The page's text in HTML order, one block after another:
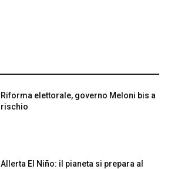
Riforma elettorale, governo Meloni bis a
rischio
Allerta El Niño: il pianeta si prepara al